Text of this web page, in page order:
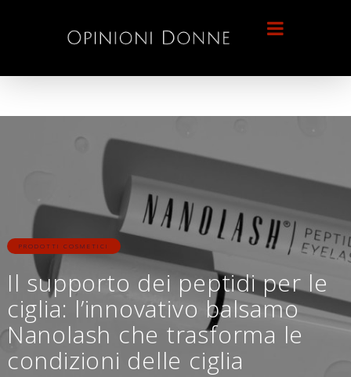
PRODOTTI COSMETICI
Il supporto dei peptidi per le
ciglia: l’innovativo balsamo
Nanolash che trasforma le
condizioni delle ciglia